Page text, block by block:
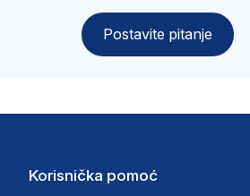
Postavite pitanje
Korisnička pomoć